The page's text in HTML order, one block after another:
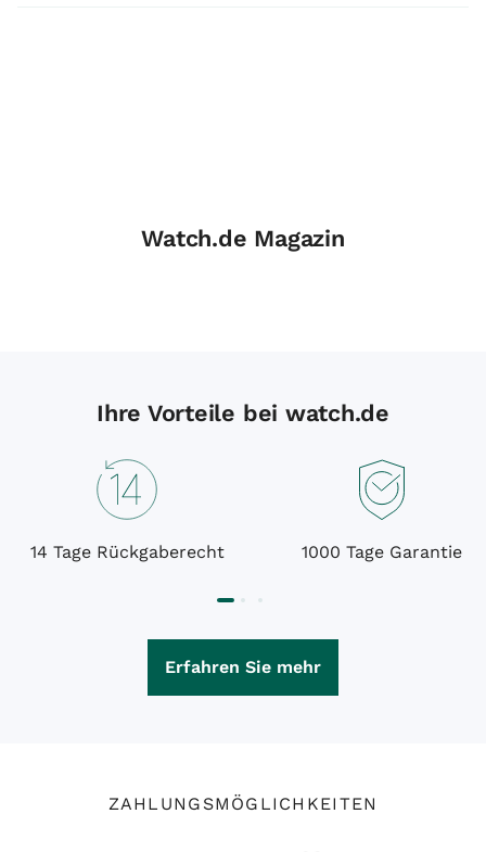
Watch.de Magazin
Ihre Vorteile bei watch.de
14 Tage Rückgaberecht 1000 Tage Garantie
Erfahren Sie mehr
ZAHLUNGSMÖGLICHKEITEN